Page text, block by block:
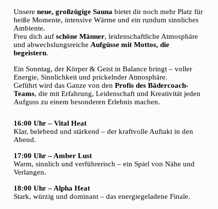
Unsere neue, großzügige Sauna bietet dir noch mehr Platz für
heiße Momente, intensive Wärme und ein rundum sinnliches
Ambiente.
Freu dich auf schöne Männer, leidenschaftliche Atmosphäre
und abwechslungsreiche Aufgüsse mit Mottos, die
begeistern.
Ein Sonntag, der Körper & Geist in Balance bringt – voller
Energie, Sinnlichkeit und prickelnder Atmosphäre.
Geführt wird das Ganze von den Profis des Bädercoach-
Teams, die mit Erfahrung, Leidenschaft und Kreativität jeden
Aufguss zu einem besonderen Erlebnis machen.
16:00 Uhr – Vital Heat
Klar, belebend und stärkend – der kraftvolle Auftakt in den
Abend.
17:00 Uhr – Amber Lust
Warm, sinnlich und verführerisch – ein Spiel von Nähe und
Verlangen.
18:00 Uhr – Alpha Heat
Stark, würzig und dominant – das energiegeladene Finale.